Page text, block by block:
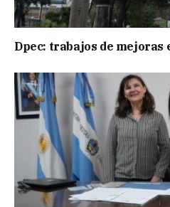
Dpec: trabajos de